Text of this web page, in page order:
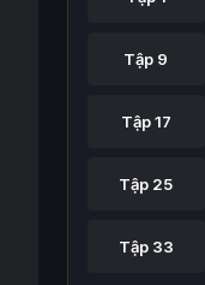
Tập 9
Tập 17
Tập 25
Tập 33